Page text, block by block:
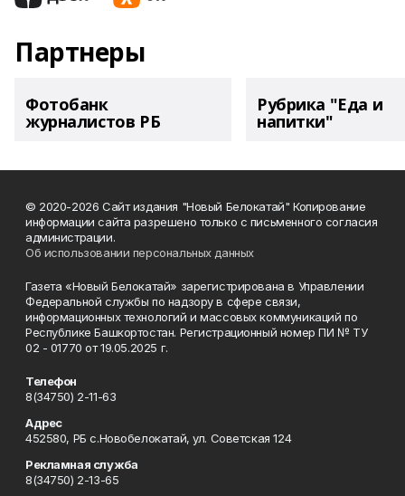
Партнеры
Фотобанк
журналистов РБ
Рубрика "Еда и
напитки"
© 2020-2026 Сайт издания "Новый Белокатай" Копирование
информации сайта разрешено только с письменного согласия
администрации.
Об использовании персональных данных
Газета «Новый Белокатай» зарегистрирована в Управлении
Федеральной службы по надзору в сфере связи,
информационных технологий и массовых коммуникаций по
Республике Башкортостан. Регистрационный номер ПИ № ТУ
02 - 01770 от 19.05.2025 г.
Телефон
8(34750) 2-11-63
Адрес
452580, РБ с.Новобелокатай, ул. Советская 124
Рекламная служба
8(34750) 2-13-65